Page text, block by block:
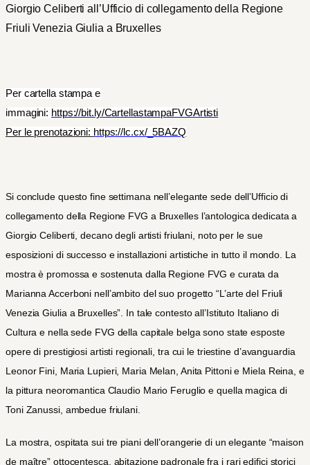
Giorgio Celiberti all’Ufficio di collegamento della Regione
Friuli Venezia Giulia a Bruxelles
Per cartella stampa e
immagini: https://bit.ly/CartellastampaFVGArtisti
Per le prenotazioni: https://lc.cx/_5BAZQ
Si conclude questo fine settimana nell’elegante sede dell’Ufficio di
collegamento della Regione FVG a Bruxelles l’antologica dedicata a
Giorgio Celiberti, decano degli artisti friulani, noto per le sue
esposizioni di successo e installazioni artistiche in tutto il mondo. La
mostra è promossa e sostenuta dalla Regione FVG e curata da
Marianna Accerboni nell’ambito del suo progetto “L’arte del Friuli
Venezia Giulia a Bruxelles”. In tale contesto all’Istituto Italiano di
Cultura e nella sede FVG della capitale belga sono state esposte
opere di prestigiosi artisti regionali, tra cui le triestine d’avanguardia
Leonor Fini, Maria Lupieri, Maria Melan, Anita Pittoni e Miela Reina, e
la pittura neoromantica Claudio Mario Feruglio e quella magica di
Toni Zanussi, ambedue friulani.
La mostra, ospitata sui tre piani dell’orangerie di un elegante “maison
de maître” ottocentesca, abitazione padronale fra i rari edifici storici